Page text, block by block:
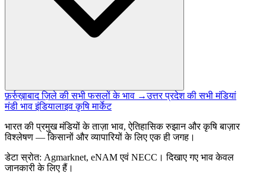
फ़र्रुख़ाबाद ज़िले की सभी फसलों के भाव →उत्तर प्रदेश की सभी मंडियां
मंडी भाव इंडियालाइव कृषि मार्केट
भारत की प्रमुख मंडियों के ताज़ा भाव, ऐतिहासिक रुझान और कृषि बाज़ार
विश्लेषण — किसानों और व्यापारियों के लिए एक ही जगह।
डेटा स्रोत: Agmarknet, eNAM एवं NECC। दिखाए गए भाव केवल
जानकारी के लिए हैं।